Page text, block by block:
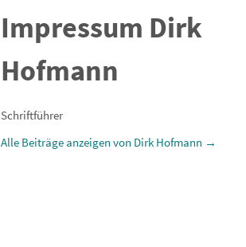
Impressum Dirk
Hofmann
Schriftführer
Alle Beiträge anzeigen von Dirk Hofmann →